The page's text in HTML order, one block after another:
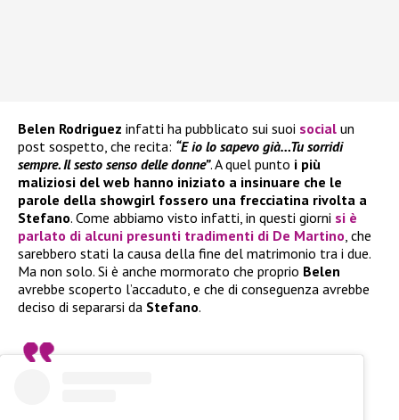
Belen Rodriguez infatti ha pubblicato sui suoi social un
post sospetto, che recita: “E io lo sapevo già…Tu sorridi
sempre. Il sesto senso delle donne”. A quel punto i più
maliziosi del web hanno iniziato a insinuare che le
parole della showgirl fossero una frecciatina rivolta a
Stefano. Come abbiamo visto infatti, in questi giorni si è
parlato di alcuni presunti tradimenti di De Martino, che
sarebbero stati la causa della fine del matrimonio tra i due.
Ma non solo. Si è anche mormorato che proprio Belen
avrebbe scoperto l’accaduto, e che di conseguenza avrebbe
deciso di separarsi da Stefano.